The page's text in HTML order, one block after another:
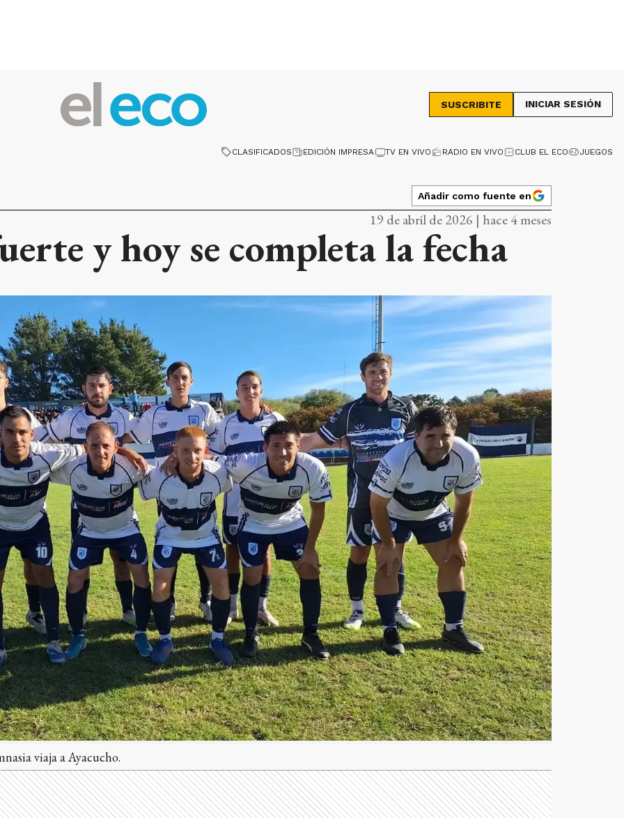
SUSCRIBITE INICIAR SESIÓN
CLASIFICADOS EDICIÓN IMPRESA TV EN VIVO RADIO EN VIVO CLUB EL ECO JUEGOS
Añadir como fuente en
19 de abril de 2026 | hace 4 meses
y hoy se completa la fecha
viaja a Ayacucho.